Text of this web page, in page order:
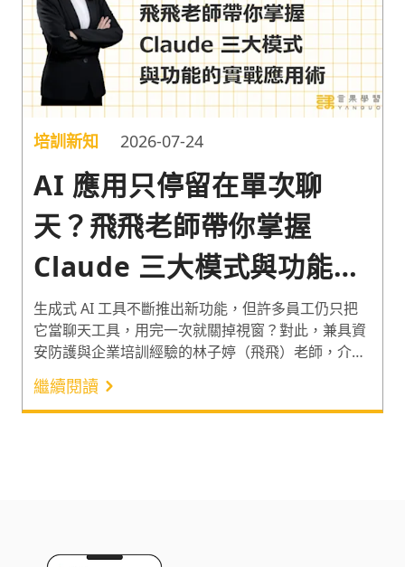
培訓新知 2026-07-24
AI 應用只停留在單次聊
天？飛飛老師帶你掌握
Claude 三大模式與功能的
實戰應用術
生成式 AI 工具不斷推出新功能，但許多員工仍只把
它當聊天工具，用完一次就關掉視窗？對此，兼具資
安防護與企業培訓經驗的林子婷（飛飛）老師，介紹
Claude 的 3 大主要工作方式、Projects 與 Skills 等 3
大功能的使用情境。協助學員將 AI 工具的使用從單
次問答，推進至處理文件整理、資料比對、專案協作
繼續閱讀